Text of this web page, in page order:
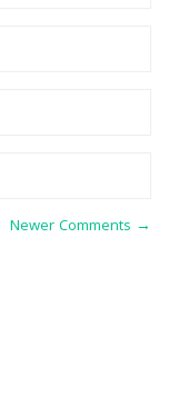
Newer Comments →